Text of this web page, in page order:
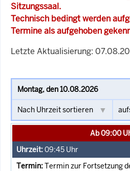
Sitzungssaal.
Technisch bedingt werden
Termine als aufgehoben
Letzte Aktualisierung:
Ab 09:00
09:45 Uhr
Termin zur Fortsetzung